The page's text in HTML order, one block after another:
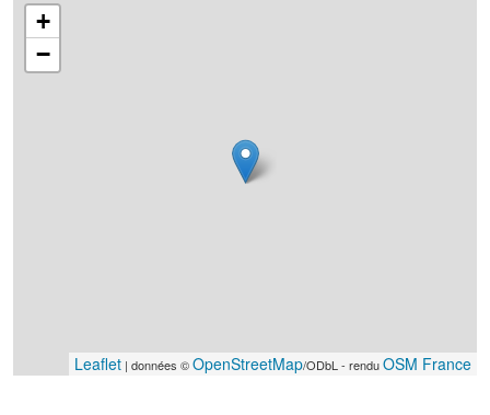
+
−
Leaflet | données ©OpenStreetMap/ODbL - renduOSM France